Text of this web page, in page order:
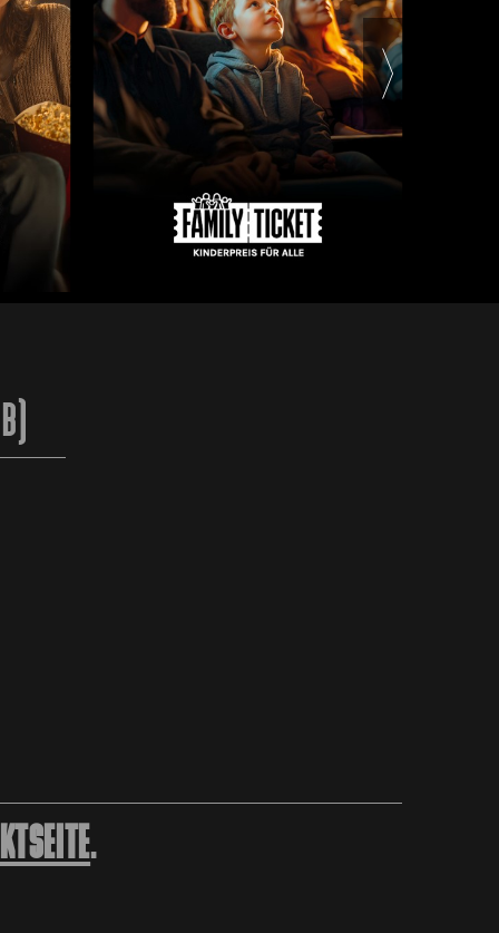
Unternehmensgesellschaften
übermittelt werden. Weitere
Informationen können unserer
Datenschutzerklärung
entnommen
werden.
.